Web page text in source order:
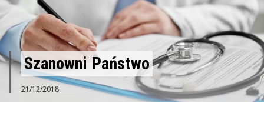
Sza­now­ni Pań­stwo
21/12/2018